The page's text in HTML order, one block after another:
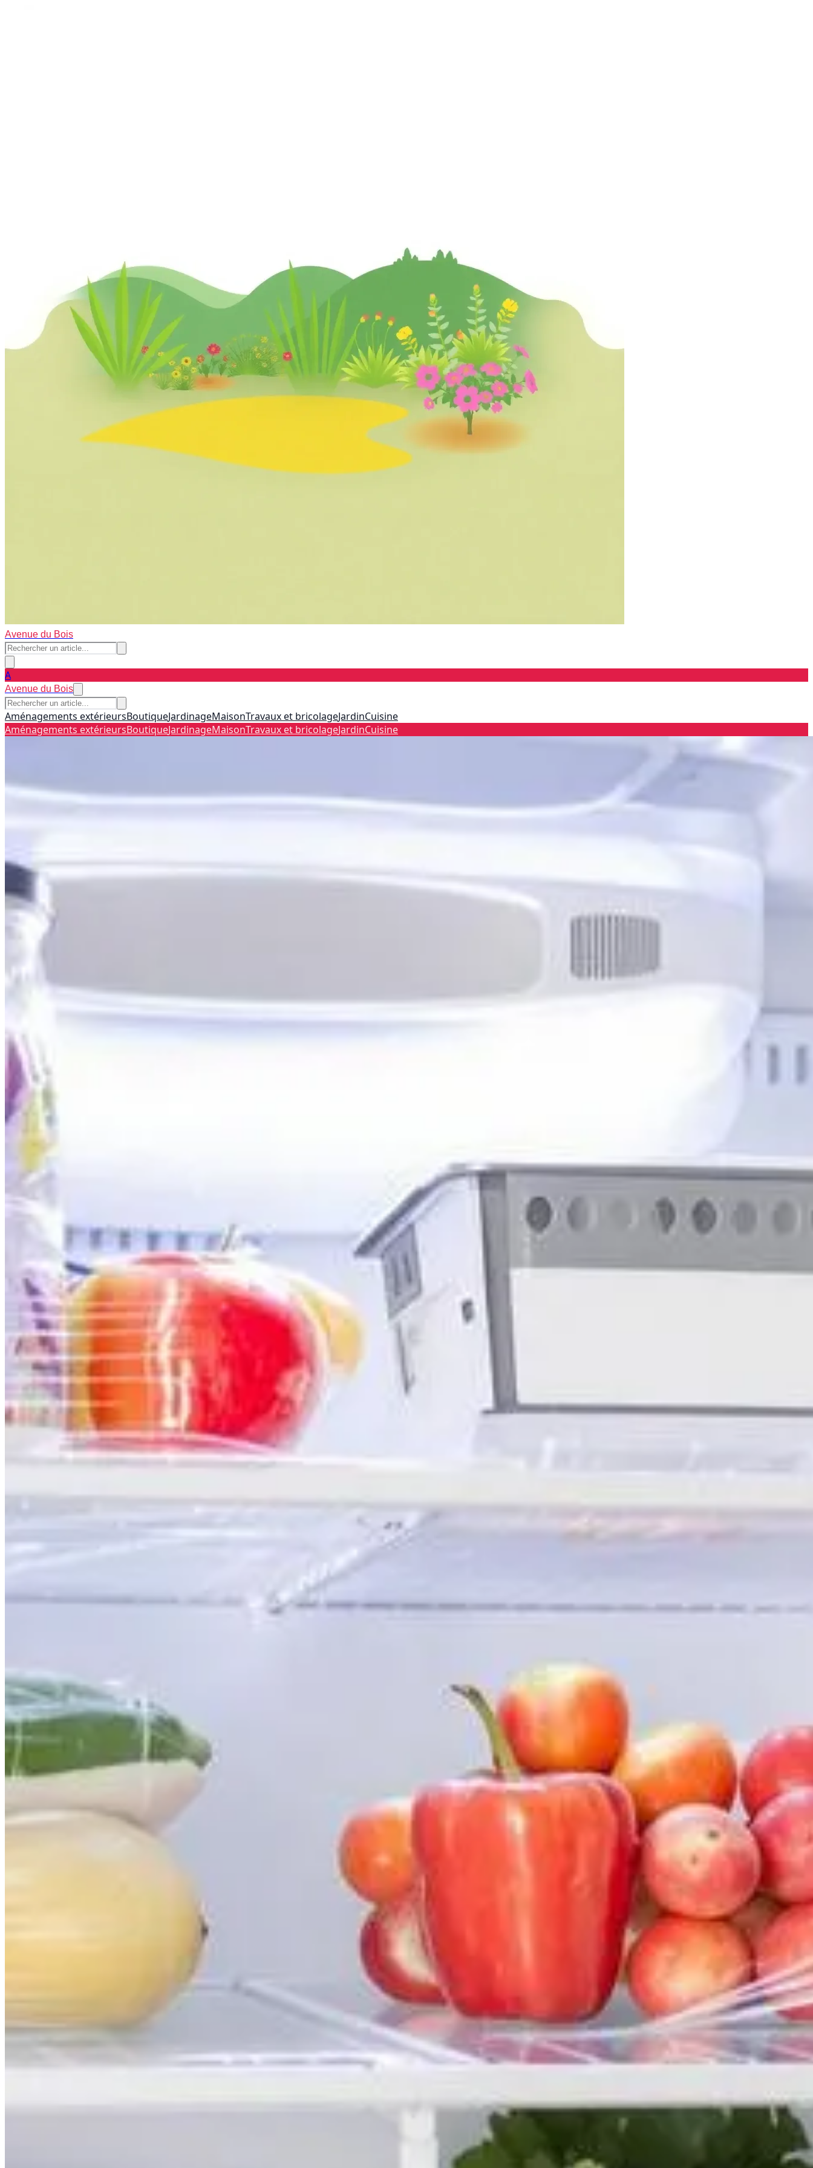
Avenue du Bois
A
Avenue du Bois
Aménagements extérieursBoutiqueJardinageMaisonTravaux et bricolageJardinCuisine
Aménagements extérieursBoutiqueJardinageMaisonTravaux et bricolageJardinCuisine
Accueil
Maison
L'astuce infaillible pour un frigo impeccable sans efforts
Dans notre quotidien, maintenir un réfrigérateur propre et sans odeurs peut se révéler être un véritable casse-tête. Cet appareil, souvent sollicité, est le réceptacle d'aliments frais, de restes
de repas et de divers condiments. Or, les taches et résidus alimentaires peuvent rapidement le transformer en un nid à bactéries. Traditionnellement, on vous demanderait un nettoyage
régulier avec du vinaigre blanc et du bicarbonate de soude, ce qui implique de vider les étagères et de passer du temps à frotter. Mais avez-vous déjà considéré l'usage du film plastique
pour garder votre frigo net avec un effort minimal ? Voici une méthode simple et accessible qui pourrait bien révolutionner votre routine de nettoyage.
Optimisez l’hygiène de votre frigo avec le film plastique
Le film plastique alimentaire est souvent utilisé pour conserver les aliments. Mais son rôle peut être bien plus étendu. En appliquant délicatement du film plastique sur les étagères et les
bacs de votre réfrigérateur, vous créez une surface protectrice. Cela forme un bouclier contre les taches alimentaires et les déversements de liquide qui sont les principaux responsables
des odeurs et des bactéries. Grâce à cette installation, chaque fois qu'un accident survient, vous pouvez simplement soulever et remplacer le film plastique sans avoir à désinfecter les
recoins de votre frigo. Cette technique limite la prolifération des germes et participe à un environnement frais et hygiénique.
Comment installer efficacement le film plastique ?
Le remplacement du film plastique dépend de l’utilisation de votre frigo. Si vous observez des taches ou une accumulation de liquide, changez-le immédiatement pour préserver la propreté
de l'intérieur. En général, un remplacement toutes les deux semaines est une bonne moyenne pour maintenir un niveau d’hygiène optimal.